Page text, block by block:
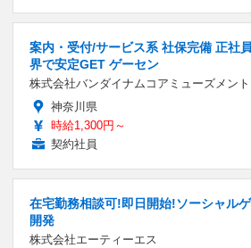
案内・受付/サービス系 社保完備 正社
界で安定GET ゲーセン
株式会社バンダイナムコアミューズメント
神奈川県
時給1,300円～
契約社員
在宅勤務相談可!即日開始!ソーシャル
開発
株式会社エーティーエス